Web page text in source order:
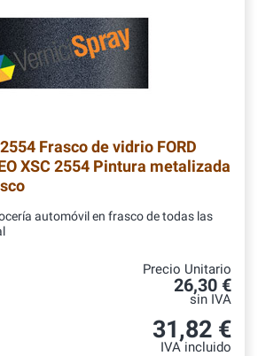
Frasco de vidrio FORD
XSC 2554 Pintura metalizada
automóvil en frasco de todas las
Precio Unitario
26,30 €
sin IVA
31,82 €
IVA incluido